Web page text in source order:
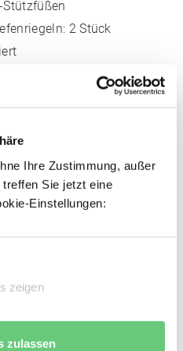
Ihre Zustimmung, außer
Sie jetzt eine
Einstellungen:
zeigen
zulassen
2 Stück
mm P4
Boden, verzinkt
notwendig